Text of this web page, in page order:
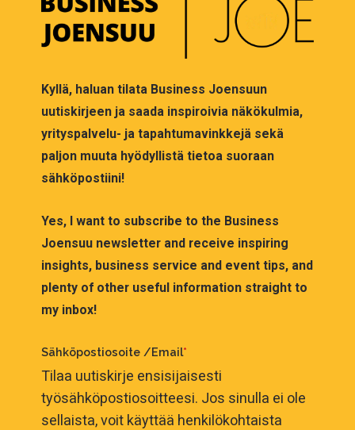
Kyllä, haluan tilata Business Joensuun
uutiskirjeen ja saada inspiroivia näkökulmia,
yrityspalvelu- ja tapahtumavinkkejä sekä
paljon muuta hyödyllistä tietoa suoraan
sähköpostiini!
Yes, I want to subscribe to the Business
Joensuu newsletter and receive inspiring
insights, business service and event tips, and
plenty of other useful information straight to
my inbox!
Sähköpostiosoite /Email*
Tilaa uutiskirje ensisijaisesti
työsähköpostiosoitteesi. Jos sinulla ei ole
sellaista, voit käyttää henkilökohtaista